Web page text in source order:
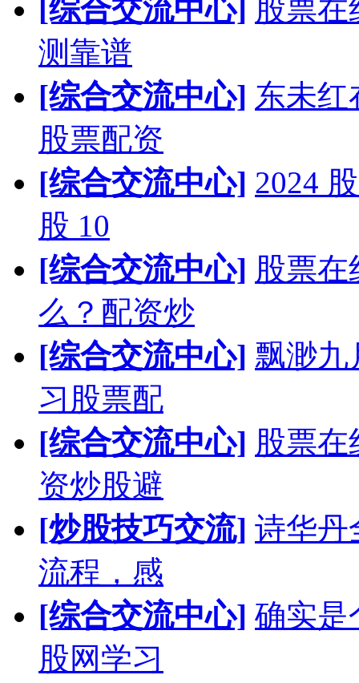
[综合交流中心] 股票在
测靠谱
[综合交流中心] 东未红
股票配资
[综合交流中心] 2024
股 10
[综合交流中心] 股票
么？配资炒
[综合交流中心] 飘渺九
习股票配
[综合交流中心] 股票
资炒股避
[炒股技巧交流] 诗华丹
流程，感
[综合交流中心] 确实是
股网学习